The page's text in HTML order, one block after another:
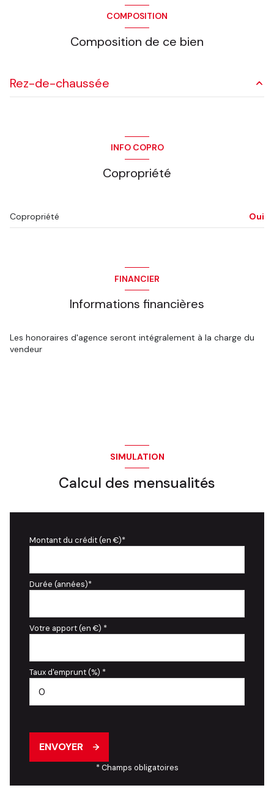
COMPOSITION
Composition de ce bien
Rez-de-chaussée
INFO COPRO
Copropriété
Copropriété Oui
FINANCIER
Informations financières
Les honoraires d'agence seront intégralement à la charge du
vendeur
SIMULATION
Calcul des mensualités
Montant du crédit (en €)*
Durée (années)*
Votre apport (en €) *
Taux d'emprunt (%) *
ENVOYER
* Champs obligatoires